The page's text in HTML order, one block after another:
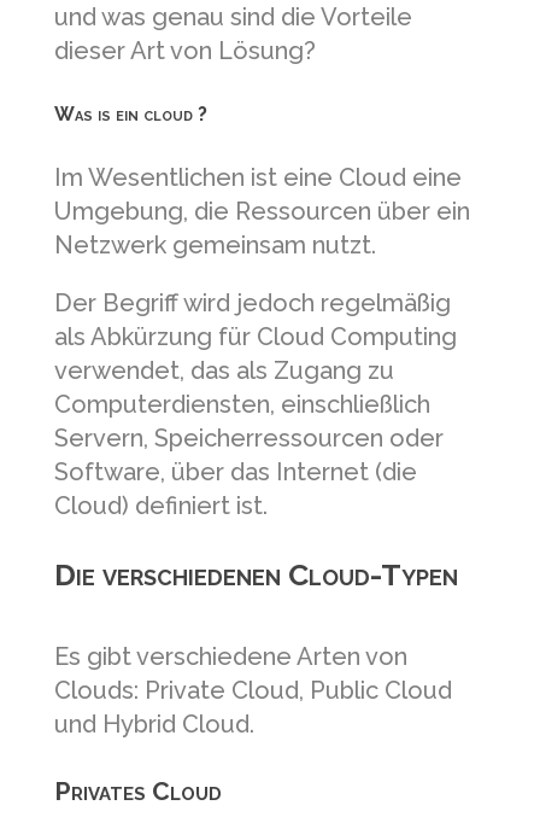
und was genau sind die Vorteile
dieser Art von Lösung?
Was is ein cloud ?
Im Wesentlichen ist eine Cloud eine
Umgebung, die Ressourcen über ein
Netzwerk gemeinsam nutzt.
Der Begriff wird jedoch regelmäßig
als Abkürzung für Cloud Computing
verwendet, das als Zugang zu
Computerdiensten, einschließlich
Servern, Speicherressourcen oder
Software, über das Internet (die
Cloud) definiert ist.
Die verschiedenen Cloud-Typen
Es gibt verschiedene Arten von
Clouds: Private Cloud, Public Cloud
und Hybrid Cloud.
Privates Cloud